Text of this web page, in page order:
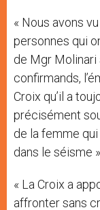
« Nous avons
personnes qui
de Mgr Molinari
confirmands,
Croix qu’il a
précisément
de la femme
dans le séisme
« La Croix a
affronter sans